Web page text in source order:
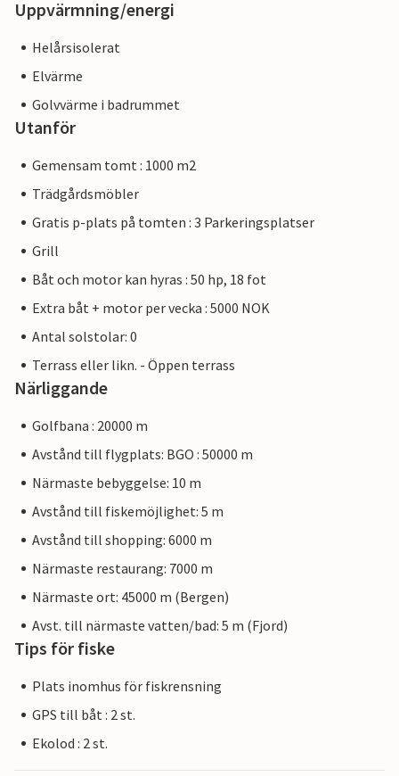
Uppvärmning/energi
Helårsisolerat
Elvärme
Golvvärme i badrummet
Utanför
Gemensam tomt : 1000 m2
Trädgårdsmöbler
Gratis p-plats på tomten : 3 Parkeringsplatser
Grill
Båt och motor kan hyras : 50 hp, 18 fot
Extra båt + motor per vecka : 5000 NOK
Antal solstolar: 0
Terrass eller likn. - Öppen terrass
Närliggande
Golfbana : 20000 m
Avstånd till flygplats: BGO : 50000 m
Närmaste bebyggelse: 10 m
Avstånd till fiskemöjlighet: 5 m
Avstånd till shopping: 6000 m
Närmaste restaurang: 7000 m
Närmaste ort: 45000 m (Bergen)
Avst. till närmaste vatten/bad: 5 m (Fjord)
Tips för fiske
Plats inomhus för fiskrensning
GPS till båt : 2 st.
Ekolod : 2 st.